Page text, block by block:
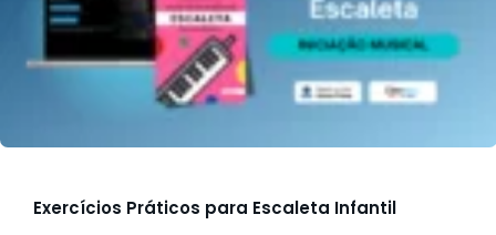
Exercícios Práticos para Escaleta Infantil